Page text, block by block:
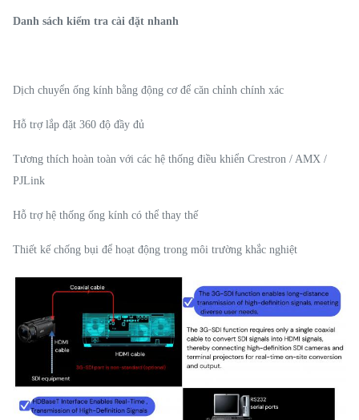
Danh sách kiểm tra cài đặt nhanh
Dịch chuyển ống kính bằng động cơ để căn chỉnh chính xác
Hỗ trợ lắp đặt 360 độ đầy đủ
Tương thích hoàn toàn với các hệ thống điều khiển Crestron / AMX /
PJLink
Hỗ trợ hệ thống ống kính có thể thay thế
Thiết kế chống bụi để hoạt động trong môi trường khắc nghiệt